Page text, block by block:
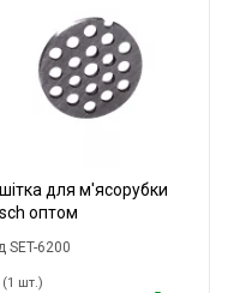
для м'ясорубки
оптом
SET-6200
шт.)